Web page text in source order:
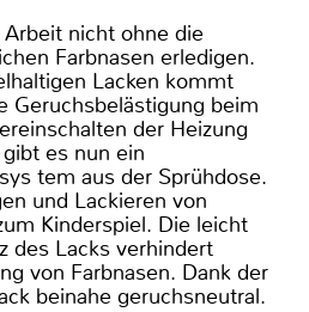
nicht ohne die
Farbnasen erledigen.
Lacken kommt
Geruchsbelästigung beim
der Heizung
es nun ein
tem aus der Sprühdose.
und Lackieren von
Kinderspiel. Die leicht
des Lacks verhindert
von Farbnasen. Dank der
beinahe geruchsneutral.